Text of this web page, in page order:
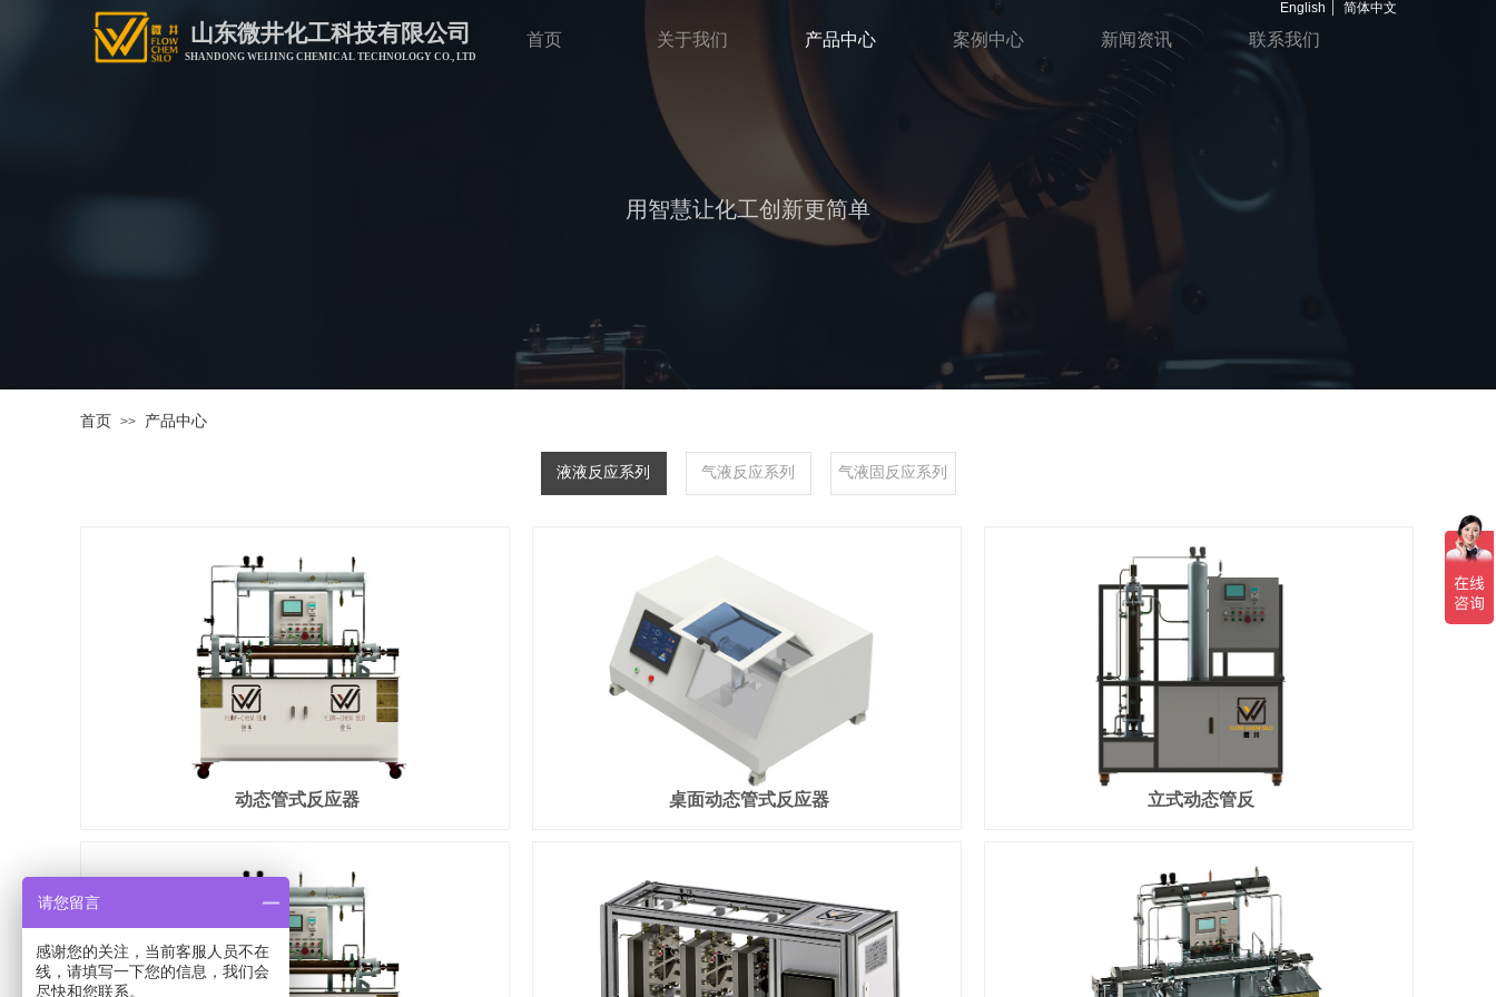
首页 关于我们 产品中心 案例中心 新闻资讯 联系我们
用智慧让化工创新更简单
山东微井化工科技有限公司
SHANDONG WEIJING CHEMICAL TECHNOLOGY CO., LTD
English 简体中文
首页 >> 产品中心
液液反应系列 气液反应系列 气液固反应系列
动态管式反应器 桌面动态管式反应器 立式动态管反
请您留言
感谢您的关注，当前客服人员不在
线，请填写一下您的信息，我们会
尽快和您联系。